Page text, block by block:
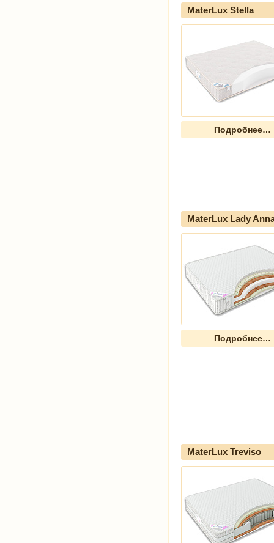
MaterLux Stella
Подробнее…
MaterLux Lady
Подробнее…
MaterLux Treviso